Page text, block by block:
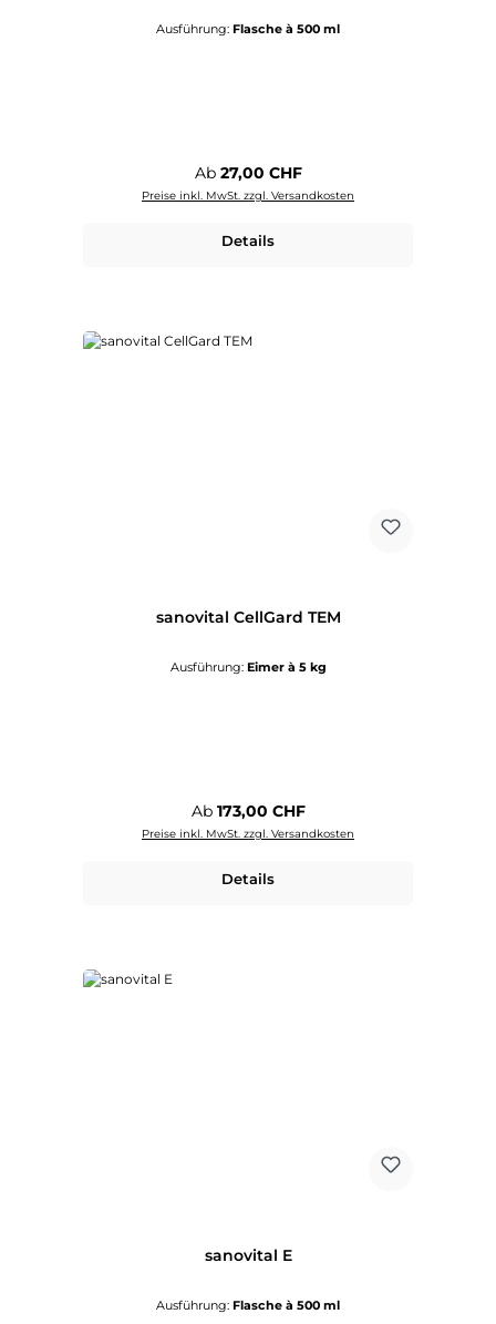
Ausführung: Flasche à 500 ml
Regulärer Preis:
Ab 27,00 CHF
Preise inkl. MwSt. zzgl. Versandkosten
Details
sanovital CellGard TEM
Ausführung: Eimer à 5 kg
Regulärer Preis:
Ab 173,00 CHF
Preise inkl. MwSt. zzgl. Versandkosten
Details
sanovital E
Ausführung: Flasche à 500 ml